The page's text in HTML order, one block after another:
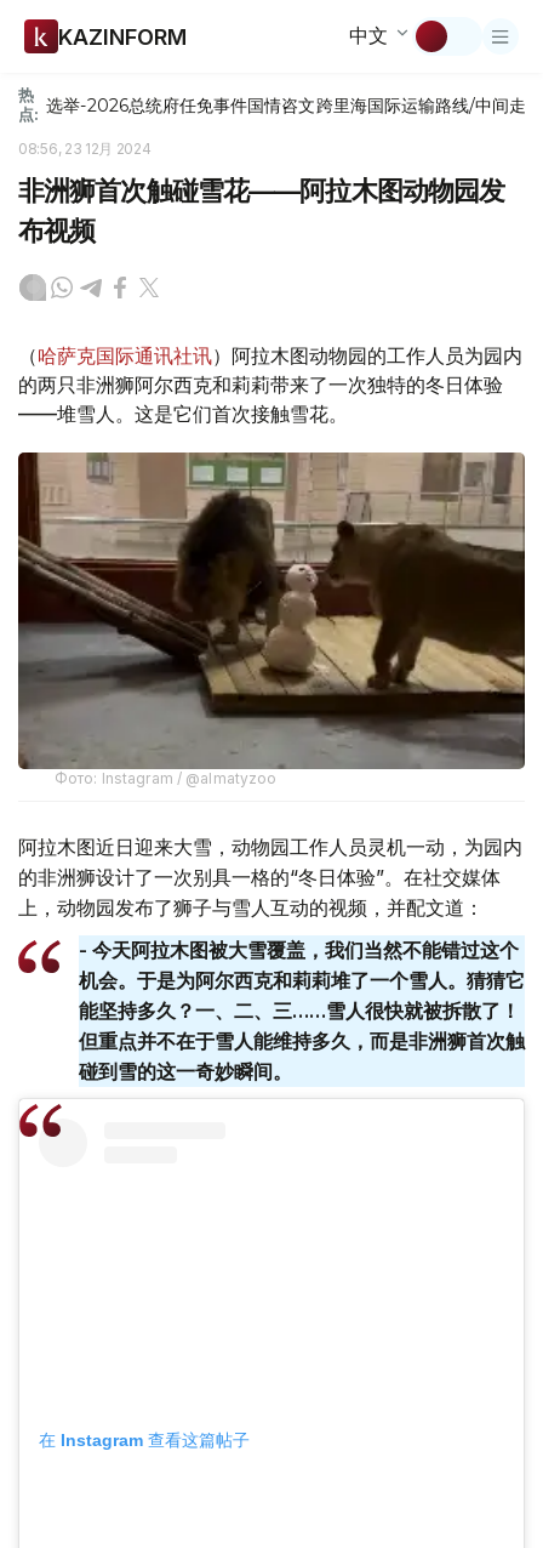
KAZINFORM 中文
热
点: 选举-2026总统府任免事件国情咨文跨里海国际运输路线/中间走廊
08:56, 23 12月 2024
非洲狮首次触碰雪花——阿拉木图动物园发
布视频
（哈萨克国际通讯社讯）阿拉木图动物园的工作人员为园内
的两只非洲狮阿尔西克和莉莉带来了一次独特的冬日体验
——堆雪人。这是它们首次接触雪花。
Фото: Instagram / @almatyzoo
阿拉木图近日迎来大雪，动物园工作人员灵机一动，为园内
的非洲狮设计了一次别具一格的“冬日体验”。在社交媒体
上，动物园发布了狮子与雪人互动的视频，并配文道：
- 今天阿拉木图被大雪覆盖，我们当然不能错过这个
机会。于是为阿尔西克和莉莉堆了一个雪人。猜猜它
能坚持多久？一、二、三……雪人很快就被拆散了！
但重点并不在于雪人能维持多久，而是非洲狮首次触
碰到雪的这一奇妙瞬间。
在 Instagram 查看这篇帖子